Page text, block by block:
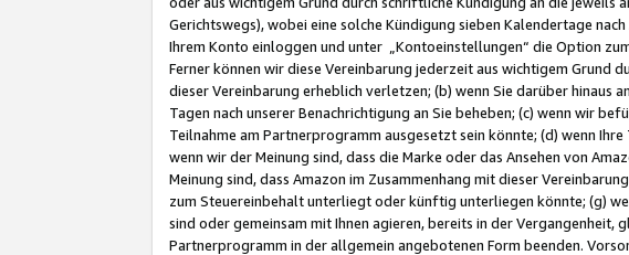
Gerichtswegs), wobei eine solche Kündigung sieben Kalendertage
Ihrem Konto einloggen und unter „Kontoeinstellungen“ die Option
Ferner können wir diese Vereinbarung jederzeit aus wichtigem Grund
dieser Vereinbarung erheblich verletzen; (b) wenn Sie darüber hinaus
Tagen nach unserer Benachrichtigung an Sie beheben; (c) wenn wir
Teilnahme am Partnerprogramm ausgesetzt sein könnte; (d) wenn
wenn wir der Meinung sind, dass die Marke oder das Ansehen von
Meinung sind, dass Amazon im Zusammenhang mit dieser
zum Steuereinbehalt unterliegt oder künftig unterliegen könnte; (g)
sind oder gemeinsam mit Ihnen agieren, bereits in der
Partnerprogramm in der allgemein angebotenen Form beenden.